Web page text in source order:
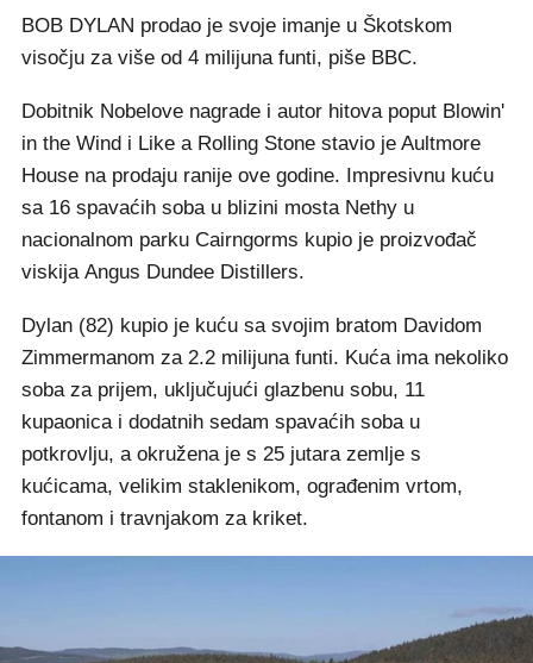
BOB DYLAN prodao je svoje imanje u Škotskom
visočju za više od 4 milijuna funti, piše BBC.
Dobitnik Nobelove nagrade i autor hitova poput Blowin'
in the Wind i Like a Rolling Stone stavio je Aultmore
House na prodaju ranije ove godine. Impresivnu kuću
sa 16 spavaćih soba u blizini mosta Nethy u
nacionalnom parku Cairngorms kupio je proizvođač
viskija Angus Dundee Distillers.
Dylan (82) kupio je kuću sa svojim bratom Davidom
Zimmermanom za 2.2 milijuna funti. Kuća ima nekoliko
soba za prijem, uključujući glazbenu sobu, 11
kupaonica i dodatnih sedam spavaćih soba u
potkrovlju, a okružena je s 25 jutara zemlje s
kućicama, velikim staklenikom, ograđenim vrtom,
fontanom i travnjakom za kriket.